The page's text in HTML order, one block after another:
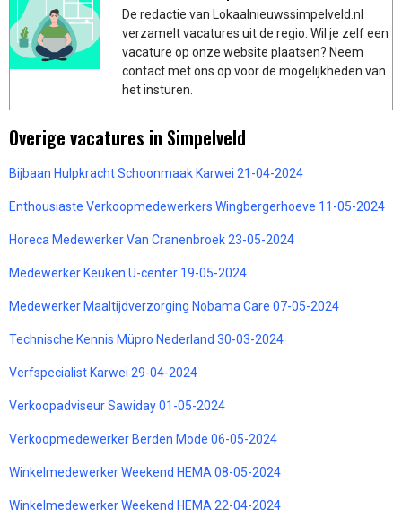
De redactie van Lokaalnieuwssimpelveld.nl
verzamelt vacatures uit de regio. Wil je zelf een
vacature op onze website plaatsen? Neem
contact met ons op voor de mogelijkheden van
het insturen.
Overige vacatures in Simpelveld
Bijbaan Hulpkracht Schoonmaak Karwei 21-04-2024
Enthousiaste Verkoopmedewerkers Wingbergerhoeve 11-05-2024
Horeca Medewerker Van Cranenbroek 23-05-2024
Medewerker Keuken U-center 19-05-2024
Medewerker Maaltijdverzorging Nobama Care 07-05-2024
Technische Kennis Müpro Nederland 30-03-2024
Verfspecialist Karwei 29-04-2024
Verkoopadviseur Sawiday 01-05-2024
Verkoopmedewerker Berden Mode 06-05-2024
Winkelmedewerker Weekend HEMA 08-05-2024
Winkelmedewerker Weekend HEMA 22-04-2024